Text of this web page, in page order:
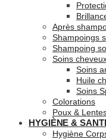
Après
Shampoings
Shampoing
Soins
Soins
Huile
Soins
Colorations
Poux &
HYGIÈNE &
Hygiène